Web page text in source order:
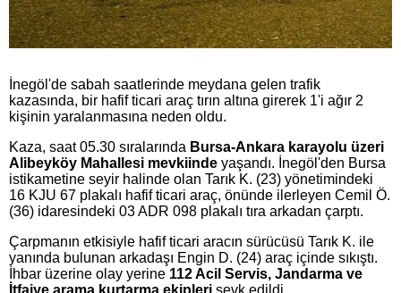
İnegöl'de sabah saatlerinde meydana gelen trafik
kazasında, bir hafif ticari araç tırın altına girerek 1'i ağır 2
kişinin yaralanmasına neden oldu.
Kaza, saat 05.30 sıralarında Bursa-Ankara karayolu üzeri
Alibeyköy Mahallesi mevkiinde yaşandı. İnegöl'den Bursa
istikametine seyir halinde olan Tarık K. (23) yönetimindeki
16 KJU 67 plakalı hafif ticari araç, önünde ilerleyen Cemil Ö.
(36) idaresindeki 03 ADR 098 plakalı tıra arkadan çarptı.
Çarpmanın etkisiyle hafif ticari aracın sürücüsü Tarık K. ile
yanında bulunan arkadaşı Engin D. (24) araç içinde sıkıştı.
İhbar üzerine olay yerine 112 Acil Servis, Jandarma ve
İtfaiye arama kurtarma ekipleri sevk edildi.